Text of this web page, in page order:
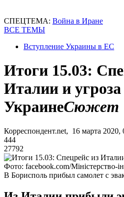
СПЕЦТЕМА: Война в Иране
ВСЕ ТЕМЫ
Вступление Украины в ЕС
Итоги 15.03:
Италии и
УкраинеСюжет
Корреспондент.net, 16 марта 2020,
444
27792
Фото: facebook.com/Міністерство-
В Борисполь прибыл самолет с